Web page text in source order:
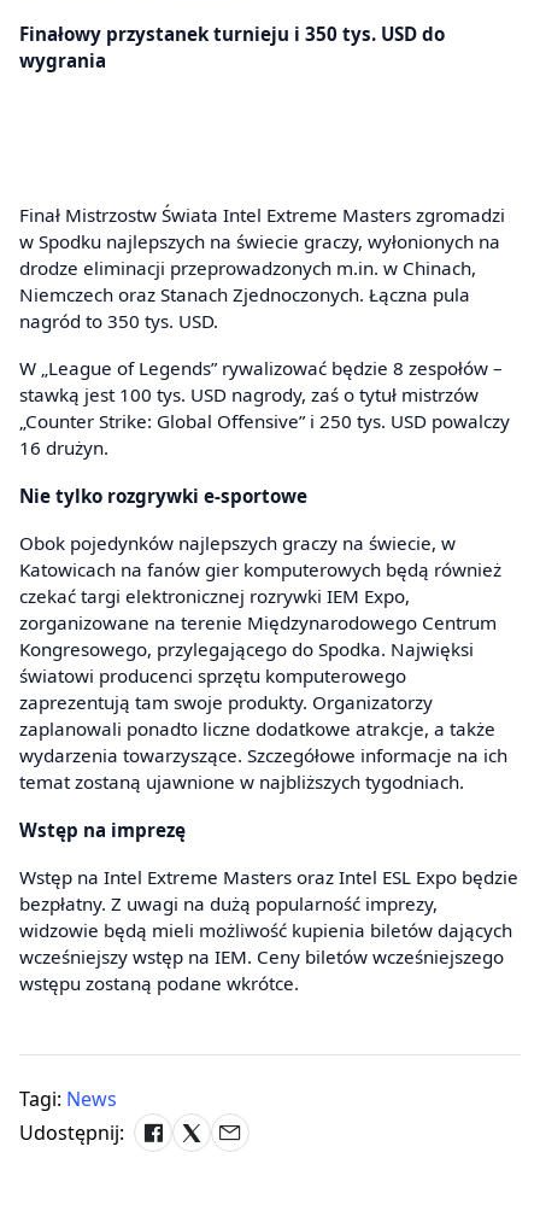
Finałowy przystanek turnieju i 350 tys. USD do
wygrania
Finał Mistrzostw Świata Intel Extreme Masters zgromadzi
w Spodku najlepszych na świecie graczy, wyłonionych na
drodze eliminacji przeprowadzonych m.in. w Chinach,
Niemczech oraz Stanach Zjednoczonych. Łączna pula
nagród to 350 tys. USD.
W „League of Legends” rywalizować będzie 8 zespołów –
stawką jest 100 tys. USD nagrody, zaś o tytuł mistrzów
„Counter Strike: Global Offensive” i 250 tys. USD powalczy
16 drużyn.
Nie tylko rozgrywki e-sportowe
Obok pojedynków najlepszych graczy na świecie, w
Katowicach na fanów gier komputerowych będą również
czekać targi elektronicznej rozrywki IEM Expo,
zorganizowane na terenie Międzynarodowego Centrum
Kongresowego, przylegającego do Spodka. Najwięksi
światowi producenci sprzętu komputerowego
zaprezentują tam swoje produkty. Organizatorzy
zaplanowali ponadto liczne dodatkowe atrakcje, a także
wydarzenia towarzyszące. Szczegółowe informacje na ich
temat zostaną ujawnione w najbliższych tygodniach.
Wstęp na imprezę
Wstęp na Intel Extreme Masters oraz Intel ESL Expo będzie
bezpłatny. Z uwagi na dużą popularność imprezy,
widzowie będą mieli możliwość kupienia biletów dających
wcześniejszy wstęp na IEM. Ceny biletów wcześniejszego
wstępu zostaną podane wkrótce.
Tagi: News
Udostępnij: